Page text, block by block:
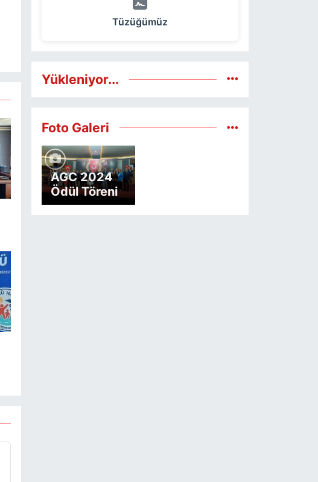
Tüzüğümüz
Yükleniyor...
Foto Galeri
AGC 2024
Ödül Töreni